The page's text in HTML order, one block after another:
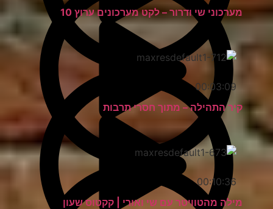
מערכוני שי ודרור – לקט מערכונים ערוץ 10
00:03:09
קיר התהילה – מתוך חסרי תרבות
00:10:36
מילה מהטוויטר עם שי ואורי | קקטוס שעון